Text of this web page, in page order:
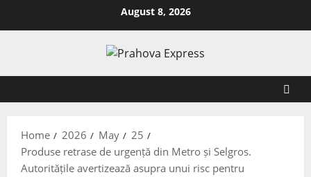
August 8, 2026
Home 2026 May
25
Produse retrase de urgență din Metro și Selgros.
Autoritățile avertizează asupra unui risc pentru